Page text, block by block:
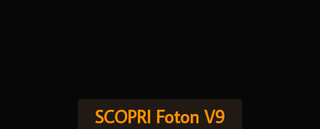
SCOPRI Foton V9